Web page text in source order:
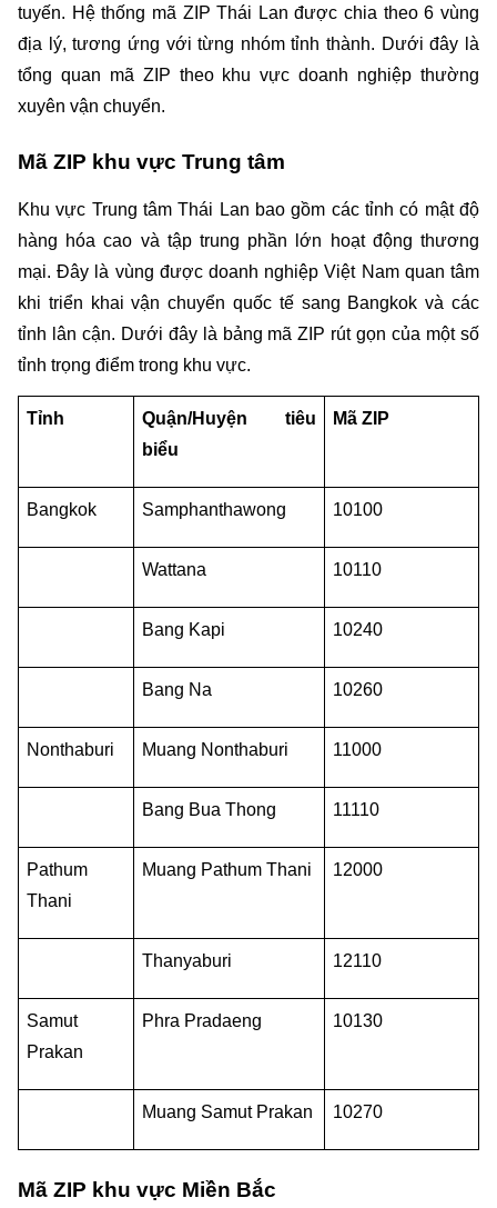
tuyến. Hệ thống mã ZIP Thái Lan được chia theo 6 vùng
địa lý, tương ứng với từng nhóm tỉnh thành. Dưới đây là
tổng quan mã ZIP theo khu vực doanh nghiệp thường
xuyên vận chuyển.
Mã ZIP khu vực Trung tâm
Khu vực Trung tâm Thái Lan bao gồm các tỉnh có mật độ
hàng hóa cao và tập trung phần lớn hoạt động thương
mại. Đây là vùng được doanh nghiệp Việt Nam quan tâm
khi triển khai vận chuyển quốc tế sang Bangkok và các
tỉnh lân cận. Dưới đây là bảng mã ZIP rút gọn của một số
tỉnh trọng điểm trong khu vực.
Tỉnh
Quận/Huyện tiêu
biểu
Mã ZIP
Bangkok Samphanthawong 10100
Wattana 10110
Bang Kapi 10240
Bang Na 10260
Nonthaburi Muang Nonthaburi 11000
Bang Bua Thong 11110
Pathum
Thani
Muang Pathum Thani 12000
Thanyaburi 12110
Samut
Prakan
Phra Pradaeng 10130
Muang Samut Prakan 10270
Mã ZIP khu vực Miền Bắc